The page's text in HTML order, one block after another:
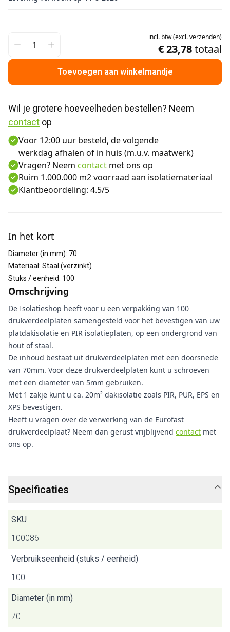
incl. btw(excl.verzenden)
€ 23,78totaal
Toevoegen aan winkelmandje
contact op
Voor 12:00 uur besteld, de volgende
werkdag afhalen of in huis (m.u.v. maatwerk)
Vragen? Neem contact met ons op
Ruim 1.000.000 m2 voorraad aan isolatiemateriaal
Klantbeoordeling: 4.5/5
In het kort
Diameter (in mm): 70
Materiaal : Staal (verzinkt)
Stuks / eenheid: 100
Omschrijving
De Isolatieshop heeft voor u een verpakking van 100
drukverdeelplaten samengesteld voor het bevestigen van uw
platdakisolatie en PIR isolatieplaten, op een ondergrond van
hout of staal.
De inhoud bestaat uit drukverdeelplaten met een doorsnede
van 70mm. Voor deze drukverdeelplaten kunt u schroeven
met een diameter van 5mm gebruiken.
Met 1 zakje kunt u ca. 20m² dakisolatie zoals PIR, PUR, EPS en
XPS bevestigen.
Heeft u vragen over de verwerking van de Eurofast
drukverdeelplaat? Neem dan gerust vrijblijvend contact met
ons op.
Specificaties
SKU
100086
Verbruikseenheid (stuks / eenheid)
100
Diameter (in mm)
70